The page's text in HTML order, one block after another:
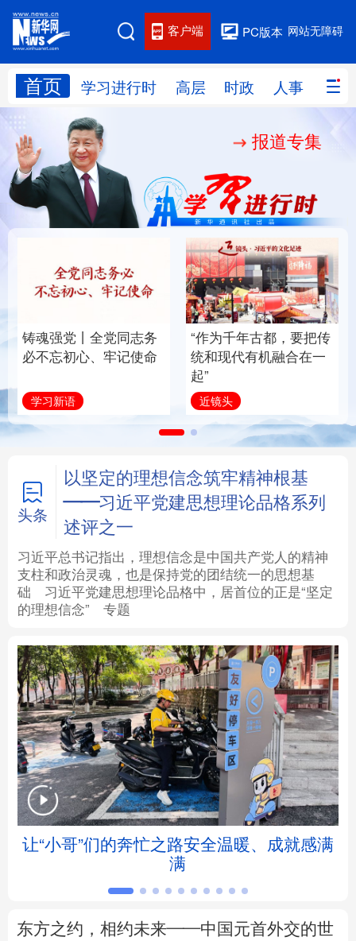
网站无障碍
PC版本
客户端
首页 学习进行时 高层 时政 人事 国际
网站地图
学习进行时 人事
国际 财经 网评
思客智库 全球连线 教育
科技 科创 量子 体育
健康 军事
访谈 视频 图片 政务
信息化 数字经济
学术中国 乡村振兴 银龄 溯源中国
城市 旅游 能源 会展
彩票 娱乐 时尚 悦读
公益 一带一路 亚太网 上市公司
地方频道
北京 天津 河北 山西
辽宁 吉林 上海 江苏
浙江 安徽 福建 江西
报道专集
铸魂强党丨全党同志务
必不忘初心、牢记使命
学习新语
“作为千年古都，要把传
统和现代有机融合在一
起”
近镜头
头条
以坚定的理想信念筑牢精神根基
——习近平党建思想理论品格系列
述评之一
习近平总书记指出，理想信念是中国共产党人的精神
支柱和政治灵魂，也是保持党的团结统一的思想基
础
习近平党建思想理论品格中，居首位的正是“坚定
的理想信念”
专题
让“小哥”们的奔忙之路安全温暖、成就感满
满
东方之约，相约未来——中国元首外交的世